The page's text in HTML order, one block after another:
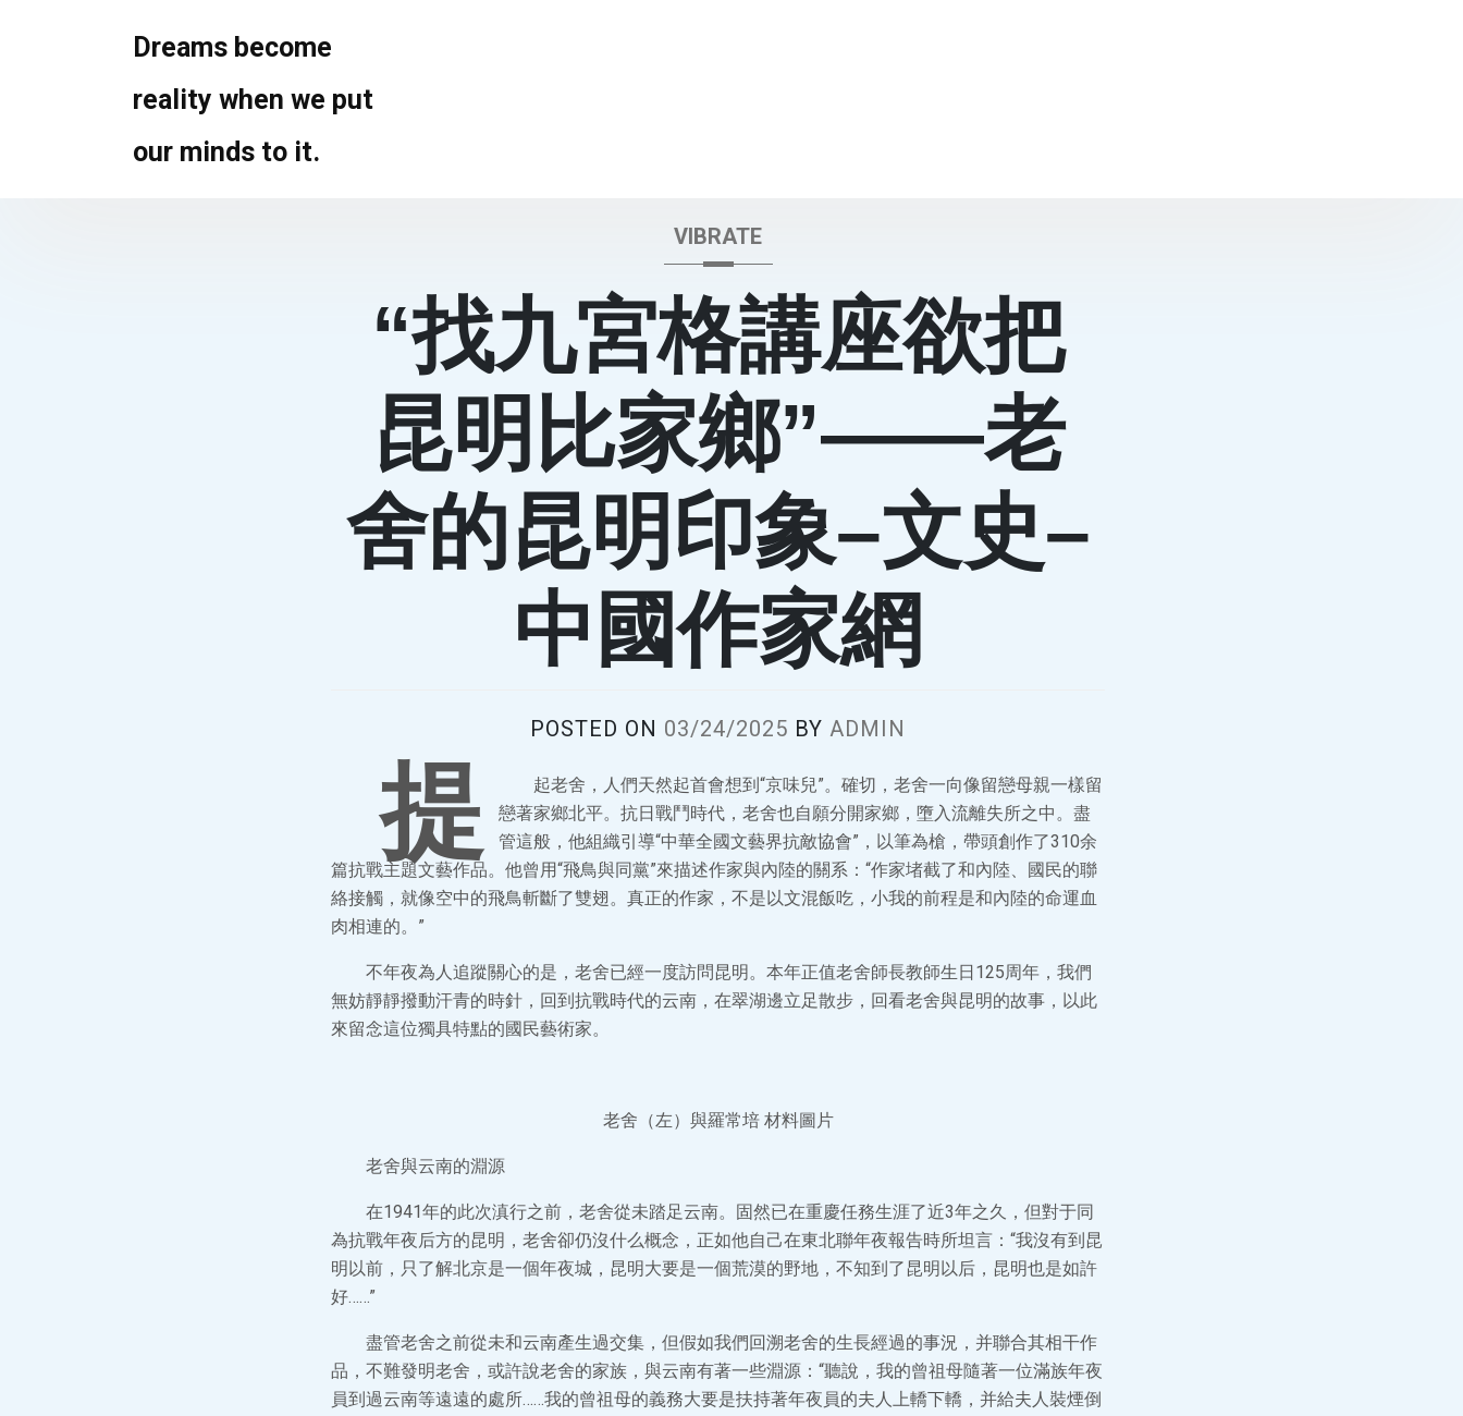
Dreams become
reality when we put
our minds to it.
VIBRATE
“找九宮格講座欲把
昆明比家鄉”——老
舍的昆明印象–文史–
中國作家網
POSTED ON 03/24/2025 BY ADMIN
提
起老舍，人們天然起首會想到“京味兒”。確切，老舍一向像留戀母親一樣留
戀著家鄉北平。抗日戰鬥時代，老舍也自願分開家鄉，墮入流離失所之中。盡
管這般，他組織引導“中華全國文藝界抗敵協會”，以筆為槍，帶頭創作了310余
篇抗戰主題文藝作品。他曾用“飛鳥與同黨”來描述作家與內陸的關系：“作家堵截了和內陸、國民的聯
絡接觸，就像空中的飛鳥斬斷了雙翅。真正的作家，不是以文混飯吃，小我的前程是和內陸的命運血
肉相連的。”
不年夜為人追蹤關心的是，老舍已經一度訪問昆明。本年正值老舍師長教師生日125周年，我們
無妨靜靜撥動汗青的時針，回到抗戰時代的云南，在翠湖邊立足散步，回看老舍與昆明的故事，以此
來留念這位獨具特點的國民藝術家。
老舍（左）與羅常培 材料圖片
老舍與云南的淵源
在1941年的此次滇行之前，老舍從未踏足云南。固然已在重慶任務生涯了近3年之久，但對于同
為抗戰年夜后方的昆明，老舍卻仍沒什么概念，正如他自己在東北聯年夜報告時所坦言：“我沒有到昆
明以前，只了解北京是一個年夜城，昆明大要是一個荒漠的野地，不知到了昆明以后，昆明也是如許
好……”
盡管老舍之前從未和云南產生過交集，但假如我們回溯老舍的生長經過的事況，并聯合其相干作
品，不難發明老舍，或許說老舍的家族，與云南有著一些淵源：“聽說，我的曾祖母隨著一位滿族年夜
員到過云南等遠遠的處所……我的曾祖母的義務大要是扶持著年夜員的夫人上轎下轎，并給夫人裝煙倒